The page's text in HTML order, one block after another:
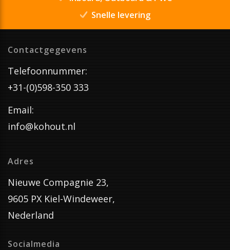
Snelle levering
Contactgegevens
Telefoonnummer:
+31-(0)598-350 333
Email:
info@kohout.nl
Adres
Nieuwe Compagnie 23,
9605 PX Kiel-Windeweer,
Nederland
Socialmedia